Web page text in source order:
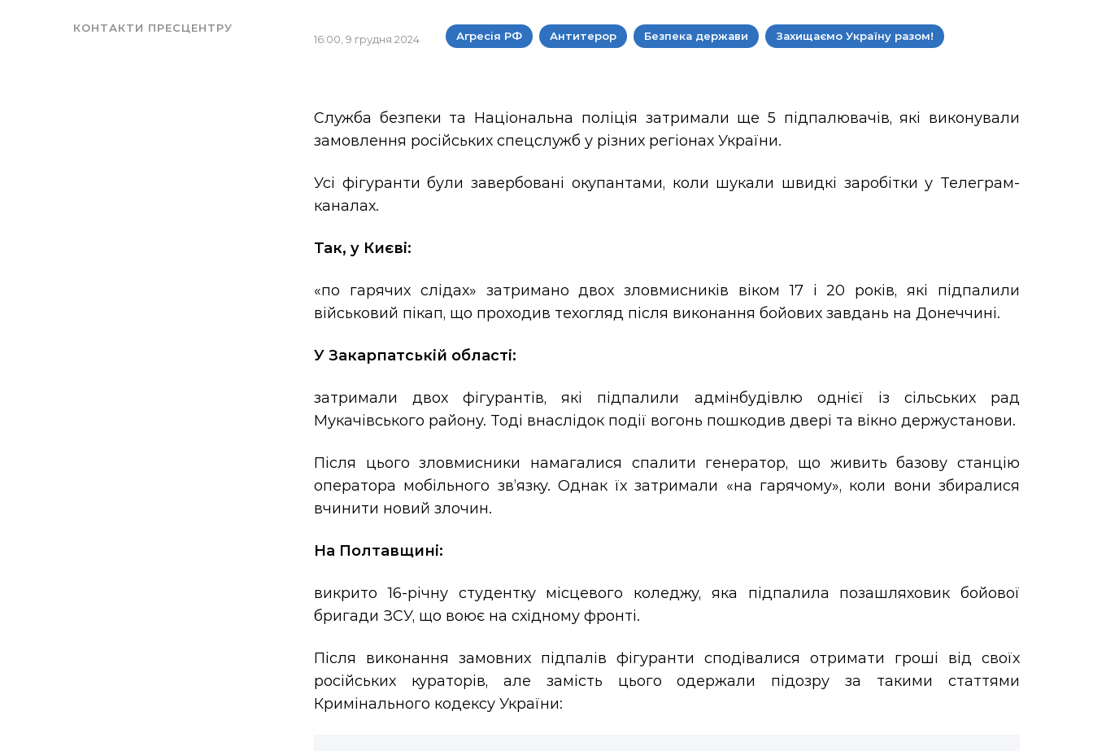
КОНТАКТИ ПРЕСЦЕНТРУ
16:00, 9 грудня 2024 Агресія РФ Антитерор Безпека держави Захищаємо Україну разом!
Служба безпеки та Національна поліція затримали ще 5 підпалювачів, які виконували
замовлення російських спецслужб у різних регіонах України.
Усі фігуранти були завербовані окупантами, коли шукали швидкі заробітки у Телеграм-
каналах.
Так, у Києві:
«по гарячих слідах» затримано двох зловмисників віком 17 і 20 років, які підпалили
військовий пікап, що проходив техогляд після виконання бойових завдань на Донеччині.
У Закарпатській області:
затримали двох фігурантів, які підпалили адмінбудівлю однієї із сільських рад
Мукачівського району. Тоді внаслідок події вогонь пошкодив двері та вікно держустанови.
Після цього зловмисники намагалися спалити генератор, що живить базову станцію
оператора мобільного зв’язку. Однак їх затримали «на гарячому», коли вони збиралися
вчинити новий злочин.
На Полтавщині:
викрито 16-річну студентку місцевого коледжу, яка підпалила позашляховик бойової
бригади ЗСУ, що воює на східному фронті.
Після виконання замовних підпалів фігуранти сподівалися отримати гроші від своїх
російських кураторів, але замість цього одержали підозру за такими статтями
Кримінального кодексу України: